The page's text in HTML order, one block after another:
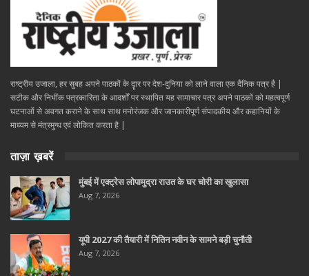
राष्ट्रीय उजाला, हर सुबह अपने पाठकों के दॄार पर देश-दुनिया को लाने वाला एक दैनिक पत्र है |
सटीक और निभींक पत्रकारिता के आदर्शों पर स्थापित यह सामाचार पत्र अपने पाठकों को महत्वपूर्ण
घटनाओं से अवगत कराने के साथ साथ मनोरंजक और जानकारीपूर्ण संपादकीय और कहानियों के
माध्यम से मंत्रमुग्ध एवं लोकित करता है |
ताज़ा ख़बरें
मुंबई में एक्ट्रेस लोपामुद्रा राउत के घर चोरी का खुलासा
Aug 7, 2026
यूपी 2027 की तैयारी में नितिन नवीन के सामने बड़ी चुनौती
Aug 7, 2026